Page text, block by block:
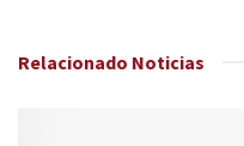
Relacionado Noticias